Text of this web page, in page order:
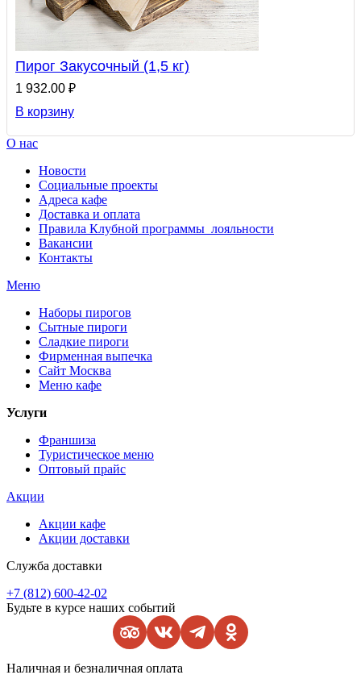
Пирог Закусочный (1,5 кг)
1 932.00 ₽
В корзину
О нас
Новости
Социальные проекты
Адреса кафе
Доставка и оплата
Правила Клубной программы лояльности
Вакансии
Контакты
Меню
Наборы пирогов
Сытные пироги
Сладкие пироги
Фирменная выпечка
Сайт Москва
Меню кафе
Услуги
Франшиза
Туристическое меню
Оптовый прайс
Акции
Акции кафе
Акции доставки
Служба доставки
+7 (812) 600-42-02
Будьте в курсе наших событий
Наличная и безналичная оплата